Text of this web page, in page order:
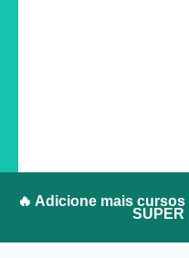
🔥 Adicione mais
SUPER